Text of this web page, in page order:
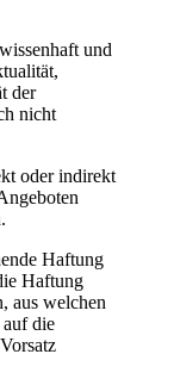
und
der
nicht
oder indirekt
Haftung
Haftung
aus welchen
auf die